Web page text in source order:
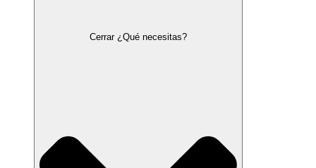
Cerrar ¿Qué necesitas?